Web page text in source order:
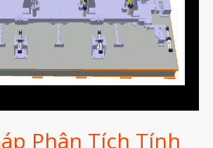
Tháng Tám 2026
Tháng Bảy 2026
Tháng Năm 2026
Phân Tích Tính